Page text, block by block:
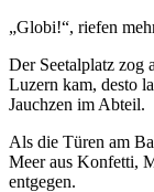
„Globi!“, riefen
Der Seetalplatz zog
Luzern kam, desto
Jauchzen im Abteil.
Als die Türen am
Meer aus Konfetti,
entgegen.